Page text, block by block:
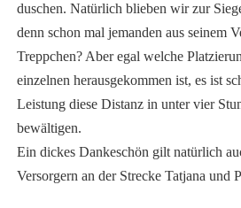
duschen. Natürlich blieben wir zur
denn schon mal jemanden aus seinem
Treppchen? Aber egal welche
einzelnen herausgekommen ist, es ist
Leistung diese Distanz in unter vier
bewältigen.
Ein dickes Dankeschön gilt natürlich
Versorgern an der Strecke Tatjana und